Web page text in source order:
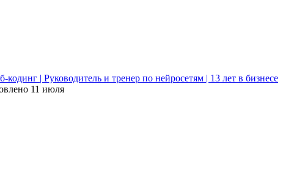
| Руководитель и тренер по нейросетям | 13 лет в бизнесе
11 июля